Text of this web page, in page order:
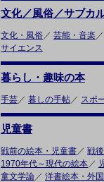
文化／風俗／サブカ
文化・風俗／ 芸能・音楽 ／
サイエンス
暮らし・趣味の本
手芸／ 暮しの手帖／ スポ
児童書
戦前の絵本・児童書／ 戦
1970年代～現代の絵本／
童文学論／ 洋書絵本・外